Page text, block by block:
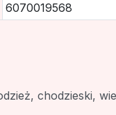
6070019568
chodzieski,